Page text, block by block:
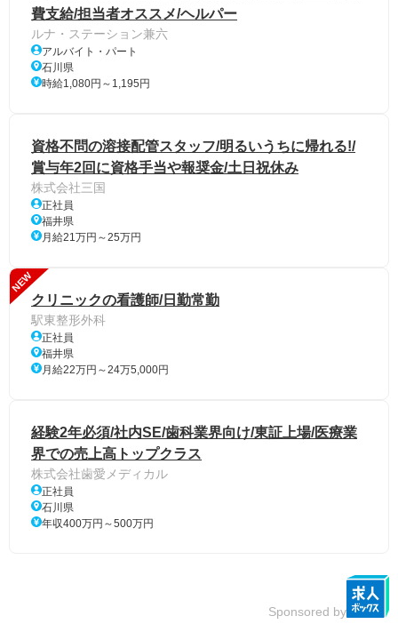
費支給/担当者オススメ/ヘルパー
ルナ・ステーション兼六
アルバイト・パート
石川県
時給1,080円～1,195円
資格不問の溶接配管スタッフ/明るいうちに帰れる!/
賞与年2回に資格手当や報奨金/土日祝休み
株式会社三国
正社員
福井県
月給21万円～25万円
NEW
クリニックの看護師/日勤常勤
駅東整形外科
正社員
福井県
月給22万円～24万5,000円
経験2年必須/社内SE/歯科業界向け/東証上場/医療業
界での売上高トップクラス
株式会社歯愛メディカル
正社員
石川県
年収400万円～500万円
Sponsored by